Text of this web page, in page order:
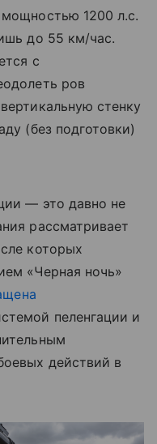
1200 л.с.
до 55 км/час.
с
ров
стенку
(без подготовки)
— это давно не
рассматривает
которых
«Черная ночь»
пеленгации и
действий в